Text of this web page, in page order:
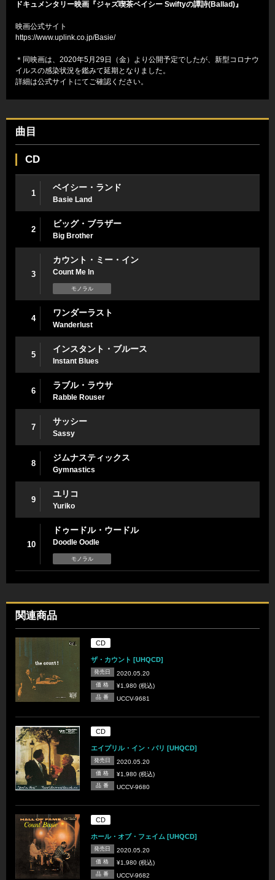
ドキュメンタリー映画『ジャズ喫茶ベイシー Swiftyの譚詩(Ballad)』
映画公式サイト
https://www.uplink.co.jp/Basie/
＊同映画は、2020年5月29日（金）より公開予定でしたが、新型コロナウ
イルスの感染状況を鑑みて延期となりました。
詳細は公式サイトにてご確認ください。
曲目
CD
1
ベイシー・ランド
Basie Land
2
ビッグ・ブラザー
Big Brother
3
カウント・ミー・イン
Count Me In
モノラル
4
ワンダーラスト
Wanderlust
5
インスタント・ブルース
Instant Blues
6
ラブル・ラウサ
Rabble Rouser
7
サッシー
Sassy
8
ジムナスティックス
Gymnastics
9
ユリコ
Yuriko
10
ドゥードル・ウードル
Doodle Oodle
モノラル
関連商品
CD
ザ・カウント [UHQCD]
発売日 2020.05.20
価 格 ¥1,980 (税込)
品 番 UCCV-9681
CD
エイプリル・イン・パリ [UHQCD]
発売日 2020.05.20
価 格 ¥1,980 (税込)
品 番 UCCV-9680
CD
ホール・オブ・フェイム [UHQCD]
発売日 2020.05.20
価 格 ¥1,980 (税込)
品 番 UCCV-9682